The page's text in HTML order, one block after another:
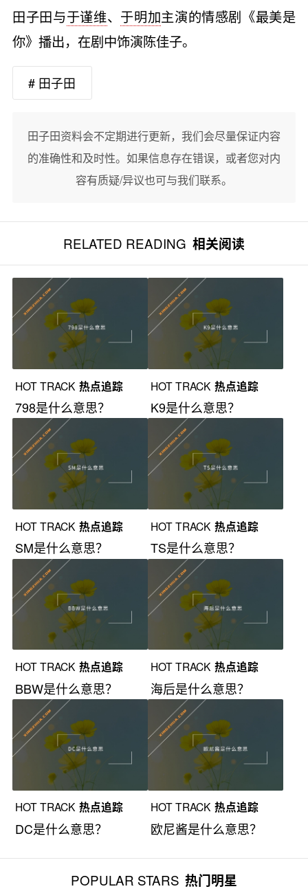
田子田与于谨维、 于明加主演的情感剧《最美是
你》播出，在剧中饰演陈佳子。
# 田子田
田子田资料会不定期进行更新，我们会尽量保证内容
的准确性和及时性。如果信息存在错误，或者您对内
容有质疑/异议也可与我们联系。
RELATED READING 相关阅读
HOT TRACK 热点追踪
798是什么意思？
HOT TRACK 热点追踪
K9是什么意思？
HOT TRACK 热点追踪
SM是什么意思？
HOT TRACK 热点追踪
TS是什么意思？
HOT TRACK 热点追踪
BBW是什么意思？
HOT TRACK 热点追踪
海后是什么意思？
HOT TRACK 热点追踪
DC是什么意思？
HOT TRACK 热点追踪
欧尼酱是什么意思？
POPULAR STARS 热门明星